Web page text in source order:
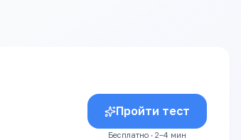
Пройти тест
Бесплатно · 2–4 мин